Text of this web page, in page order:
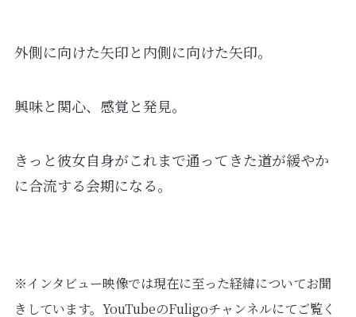
外側に向けた矢印と内側に向けた矢印。
興味と関心、感覚と発見。
きっと彼女自身がこれまで通ってきた道が緩やか
に合流する会期になる。
※インタビュー映像では現在に至った経緯についてお聞
きしています。YouTubeのFuligoチャンネルにてご覧く